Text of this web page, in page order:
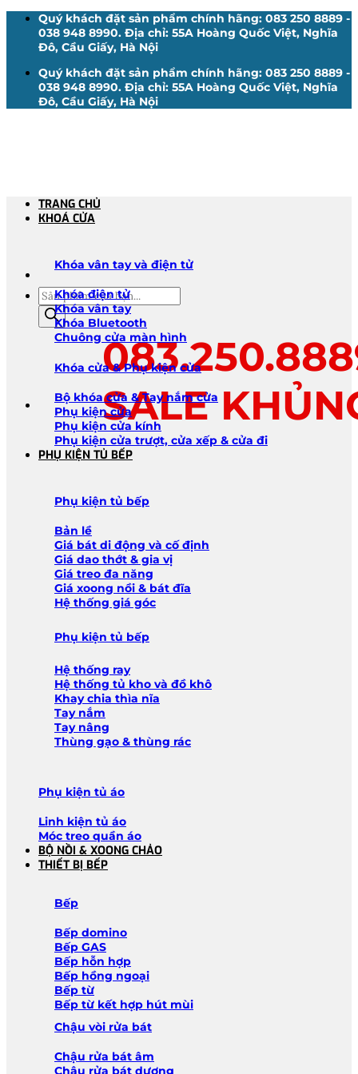
Quý khách đặt sản phẩm chính hãng: 083 250 8889 -
038 948 8990. Địa chỉ: 55A Hoàng Quốc Việt, Nghĩa
Đô, Cầu Giấy, Hà Nội
Quý khách đặt sản phẩm chính hãng: 083 250 8889 -
038 948 8990. Địa chỉ: 55A Hoàng Quốc Việt, Nghĩa
Đô, Cầu Giấy, Hà Nội
Tìm
kiếm
sản
phẩm
SALE
TRANG CHỦ
KHOÁ CỬA
Khóa vân tay và điện tử
Khóa điện tử
Khóa vân tay
Khóa Bluetooth
Chuông cửa màn hình
Khóa cửa & Phụ kiện cửa
Bộ khóa cửa & Tay nắm cửa
Phụ kiện cửa
Phụ kiện cửa kính
Phụ kiện cửa trượt, cửa xếp & cửa đi
PHỤ KIỆN TỦ BẾP
Phụ kiện tủ bếp
Bản lề
Giá bát di động và cố định
Giá dao thớt & gia vị
Giá treo đa năng
Giá xoong nồi & bát đĩa
Hệ thống giá góc
Phụ kiện tủ bếp
Hệ thống ray
Hệ thống tủ kho và đồ khô
Khay chia thìa nĩa
Tay nắm
Tay nâng
Thùng gạo & thùng rác
Phụ kiện tủ áo
Linh kiện tủ áo
Móc treo quần áo
BỘ NỒI & XOONG CHẢO
THIẾT BỊ BẾP
Bếp
Bếp domino
Bếp GAS
Bếp hỗn hợp
Bếp hồng ngoại
Bếp từ
Bếp từ kết hợp hút mùi
Chậu vòi rửa bát
Chậu rửa bát âm
Chậu rửa bát dương